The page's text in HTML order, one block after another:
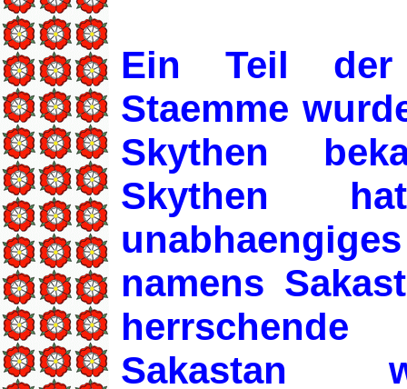
Ein Teil der
Staemme
Skythen
Skythen
namens
Sakastan